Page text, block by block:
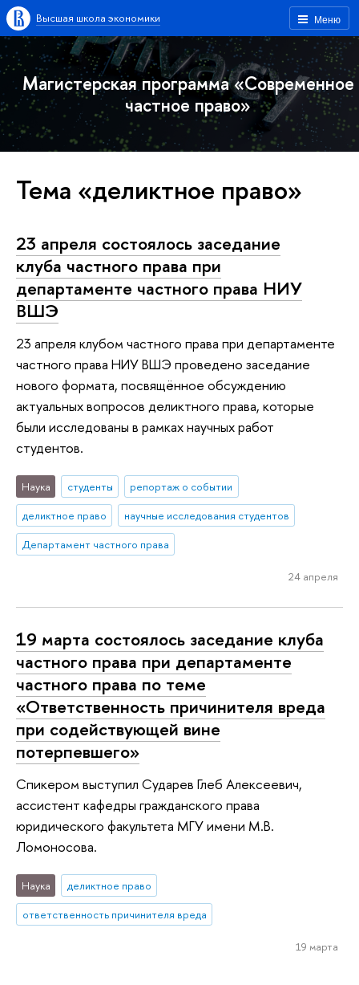
Меню
Высшая школа экономики
Магистерская программа «Современное
частное право»
Тема «деликтное право»
23 апреля состоялось заседание
клуба частного права при
департаменте частного права НИУ
ВШЭ
23 апреля клубом частного права при департаменте
частного права НИУ ВШЭ проведено заседание
нового формата, посвящённое обсуждению
актуальных вопросов деликтного права, которые
были исследованы в рамках научных работ
студентов.
Наука студенты
репортаж о событии
деликтное право
научные исследования студентов
Департамент частного права
24 апреля
19 марта состоялось заседание клуба
частного права при департаменте
частного права по теме
«Ответственность причинителя вреда
при содействующей вине
потерпевшего»
Спикером выступил Сударев Глеб Алексеевич,
ассистент кафедры гражданского права
юридического факультета МГУ имени М.В.
Ломоносова.
Наука
деликтное право
ответственность причинителя вреда
19 марта